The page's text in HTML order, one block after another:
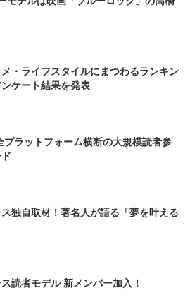
・ライフスタイルにまつわるランキン
ケート結果を発表
プラットフォーム横断の大規模読者参
独自取材！著名人が語る「夢を叶える
読者モデル 新メンバー加入！